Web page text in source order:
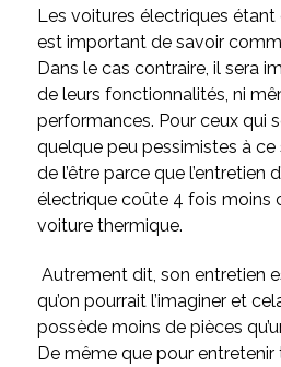
Les voitures électriques étant
est important de savoir
Dans le cas contraire, il sera
de leurs fonctionnalités, ni
performances. Pour ceux qui
quelque peu pessimistes à ce
de l’être parce que l’entretien
électrique coûte 4 fois moins
voiture thermique.
Autrement dit, son entretien
qu’on pourrait l’imaginer et
possède moins de pièces
De même que pour entretenir